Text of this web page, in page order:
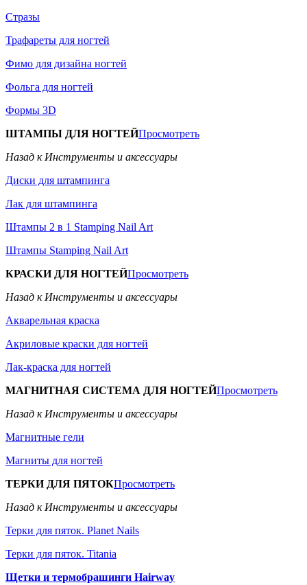
Стразы
Трафареты для ногтей
Фимо для дизайна ногтей
Фольга для ногтей
Формы 3D
ШТАМПЫ ДЛЯ НОГТЕЙПросмотреть
Назад к Инструменты и аксессуары
Диски для штампинга
Лак для штампинга
Штампы 2 в 1 Stamping Nail Art
Штампы Stamping Nail Art
КРАСКИ ДЛЯ НОГТЕЙПросмотреть
Назад к Инструменты и аксессуары
Акварельная краска
Акриловые краски для ногтей
Лак-краска для ногтей
МАГНИТНАЯ СИСТЕМА ДЛЯ НОГТЕЙПросмотреть
Назад к Инструменты и аксессуары
Магнитные гели
Магниты для ногтей
ТЕРКИ ДЛЯ ПЯТОКПросмотреть
Назад к Инструменты и аксессуары
Терки для пяток. Planet Nails
Терки для пяток. Titania
Щетки и термобрашинги Hairway